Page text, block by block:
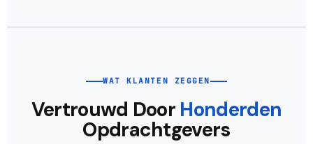
WAT KLANTEN ZEGGEN
Vertrouwd Door Honderden
Opdrachtgevers